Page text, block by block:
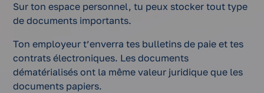
Sur ton espace personnel, tu peux stocker tout type
de documents importants.
Ton employeur t’enverra tes bulletins de paie et tes
contrats électroniques. Les documents
dématérialisés ont la même valeur juridique que les
documents papiers.